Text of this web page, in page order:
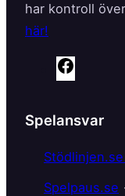
har kontroll
här!
e
b
Spelansvar
Spelpaus.se